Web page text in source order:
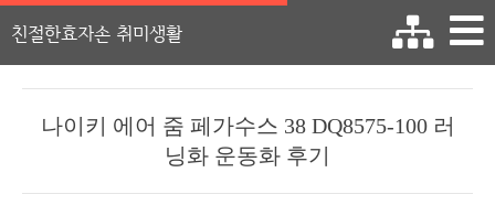
친절한효자손 취미생활
나이키 에어 줌 페가수스 38 DQ8575-100 러
닝화 운동화 후기